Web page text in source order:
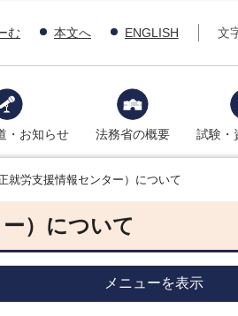
む 本文へ ENGLISH 文
・お知らせ 法務省の概要 試験・
就労支援情報センター）について
）について
メニューを表示